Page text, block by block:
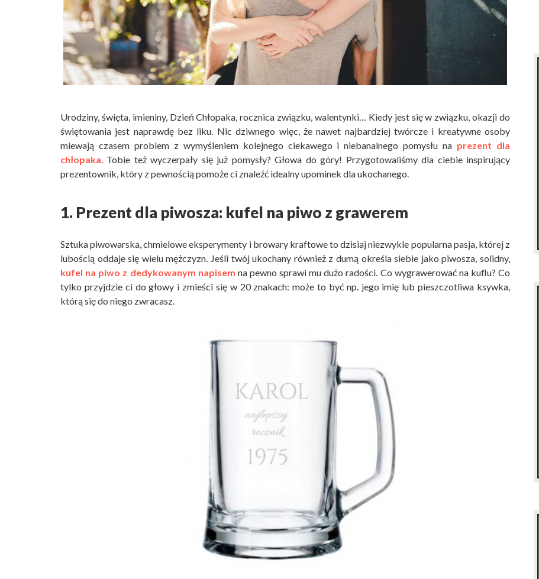
Urodziny, święta, imieniny, Dzień Chłopaka, rocznica związku, walentynki… Kiedy jest się w związku, okazji do
świętowania jest naprawdę bez liku. Nic dziwnego więc, że nawet najbardziej twórcze i kreatywne osoby
miewają czasem problem z wymyśleniem kolejnego ciekawego i niebanalnego pomysłu na prezent dla
chłopaka. Tobie też wyczerpały się już pomysły? Głowa do góry! Przygotowaliśmy dla ciebie inspirujący
prezentownik, który z pewnością pomoże ci znaleźć idealny upominek dla ukochanego.
1. Prezent dla piwosza: kufel na piwo z grawerem
Sztuka piwowarska, chmielowe eksperymenty i browary kraftowe to dzisiaj niezwykle popularna pasja, której z
lubością oddaje się wielu mężczyzn. Jeśli twój ukochany również z dumą określa siebie jako piwosza, solidny,
kufel na piwo z dedykowanym napisem na pewno sprawi mu dużo radości. Co wygrawerować na kuflu? Co
tylko przyjdzie ci do głowy i zmieści się w 20 znakach: może to być np. jego imię lub pieszczotliwa ksywka,
którą się do niego zwracasz.